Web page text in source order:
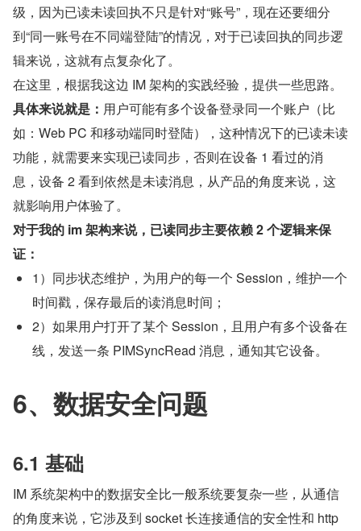
级，因为已读未读回执不只是针对“账号”，现在还要细分
到“同一账号在不同端登陆”的情况，对于已读回执的同步逻
辑来说，这就有点复杂化了。
在这里，根据我这边 IM 架构的实践经验，提供一些思路。
具体来说就是： 用户可能有多个设备登录同一个账户（比
如：Web PC 和移动端同时登陆），这种情况下的已读未读
功能，就需要来实现已读同步，否则在设备 1 看过的消
息，设备 2 看到依然是未读消息，从产品的角度来说，这
就影响用户体验了。
对于我的 im 架构来说，已读同步主要依赖 2 个逻辑来保
证：
1）同步状态维护，为用户的每一个 Session，维护一个
时间戳，保存最后的读消息时间；
2）如果用户打开了某个 Session，且用户有多个设备在
线，发送一条 PIMSyncRead 消息，通知其它设备。
6、数据安全问题
6.1 基础
IM 系统架构中的数据安全比一般系统要复杂一些，从通信
的角度来说，它涉及到 socket 长连接通信的安全性和 http